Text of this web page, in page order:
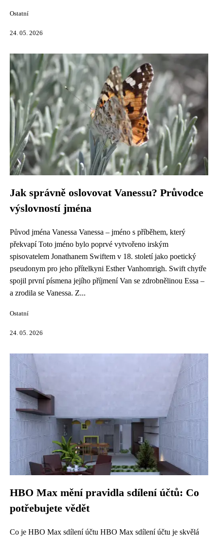
Ostatní
24. 05. 2026
Jak správně oslovovat Vanessu? Průvodce
výslovností jména
Původ jména Vanessa Vanessa – jméno s příběhem, který
překvapí Toto jméno bylo poprvé vytvořeno irským
spisovatelem Jonathanem Swiftem v 18. století jako poetický
pseudonym pro jeho přítelkyni Esther Vanhomrigh. Swift chytře
spojil první písmena jejího příjmení Van se zdrobnělinou Essa –
a zrodila se Vanessa. Z...
Ostatní
24. 05. 2026
HBO Max mění pravidla sdílení účtů: Co
potřebujete vědět
Co je HBO Max sdílení účtu HBO Max sdílení účtu je skvělá